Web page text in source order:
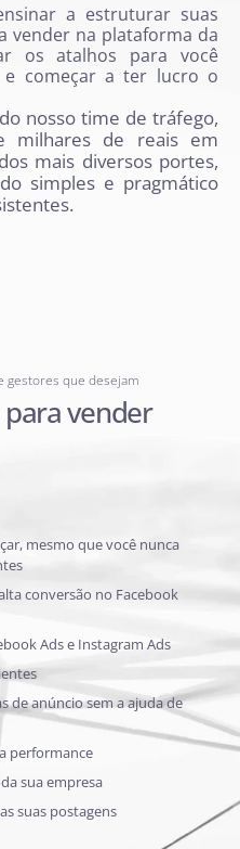
a estruturar suas
vender na plataforma da
os atalhos para você
começar a ter lucro o
nosso time de tráfego,
milhares de reais em
mais diversos portes,
simples e pragmático
gestores que desejam
vender
mesmo que você nunca
conversão no Facebook
Ads e Instagram Ads
de anúncio sem a ajuda de
performance
sua empresa
suas postagens